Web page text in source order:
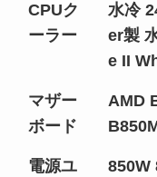
CPUク
ーラー
水冷
er製
e II
マザー
ボード
AMD
電源ユ
850W